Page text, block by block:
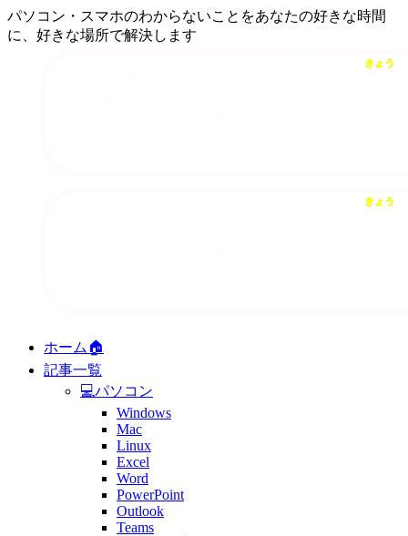
パソコン・スマホのわからないことをあなたの好きな時間
に、好きな場所で解決します
ホーム🏠
記事一覧
💻パソコン
Windows
Mac
Linux
Excel
Word
PowerPoint
Outlook
Teams